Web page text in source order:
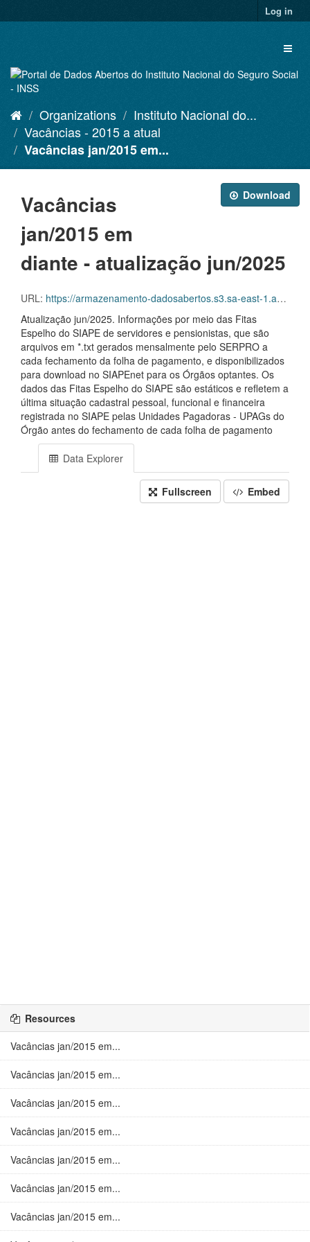
to
Log in
Organizations
Instituto Nacional do...
Vacâncias - 2015 a atual
Vacâncias jan/2015 em...
Download
Vacâncias
jan/2015 em
diante - atualização jun/2025
URL: https://armazenamento-dadosabertos.s3.sa-east-1.amazonaws.com/PDA_2023_2025/Grupos_de_dados/Vac%C3%A2ncias+-+nominal+%E2%80%93+2015+a+atual/Vacancias_Nominal_201501_202506.csv
Atualização jun/2025. Informações por meio das Fitas
Espelho do SIAPE de servidores e pensionistas, que são
arquivos em *.txt gerados mensalmente pelo SERPRO a
cada fechamento da folha de pagamento, e disponibilizados
para download no SIAPEnet para os Órgãos optantes. Os
dados das Fitas Espelho do SIAPE são estáticos e refletem a
última situação cadastral pessoal, funcional e financeira
registrada no SIAPE pelas Unidades Pagadoras - UPAGs do
Órgão antes do fechamento de cada folha de pagamento
Data Explorer
Fullscreen Embed
Resources
Vacâncias jan/2015 em...
Vacâncias jan/2015 em...
Vacâncias jan/2015 em...
Vacâncias jan/2015 em...
Vacâncias jan/2015 em...
Vacâncias jan/2015 em...
Vacâncias jan/2015 em...